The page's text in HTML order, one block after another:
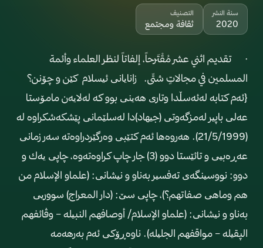
سنة النشر
2020
التصنيف
ثقافة ومجتمع
· تقديم اثني عشر مُقْتَرحاً، إلفاتاً لنظر العلماء وأئمة
المسلمين في مجالاتٍ شتّى. زانایانی ئیسلام كێن و چۆنن؟
{ئه‌م كتابه‌ له‌ئه‌سڵدا وتاری هه‌ینی بوو كه ‌له‌لایه‌ن مامۆستا
عه‌لی باپیر له‌مزگه‌وتی (جیهاد)دا له‌سلێمانی پێشكه‌شكراوه‌ له‌‌‌
(21/5/1999). هه‌روه‌ها ئه‌م كتێبی وه‌رگێردراوه‌ته‌ سه‌ر زمانی
عه‌ڕه‌بیی و تائێستا دوو (3) جار چاپ كراوه‌ته‌وه‌، چاپی یه‌ك و
دوو: نووسینگه‌ی ته‌فسیر به‌ناو و نیشانی: (علما‌و الإسلام من
هم وماهی صفاتهم؟)، چاپی سێ: (دار المعراج) سووریی
به‌ناو و نیشانی: (علما‌و الإسلام/ أوصافهم النبیله‌ – وڤائفهم
الپقیله‌ – مواقفهم الجلیله‌). ناوه‌ڕۆكی ئه‌م به‌رهه‌مه‌